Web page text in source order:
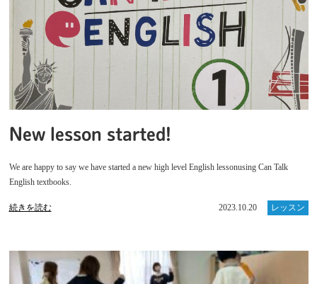
New lesson started!
We are happy to say we have started a new high level English lessonusing Can Talk
English textbooks.
続きを読む 2023.10.20 レッスン